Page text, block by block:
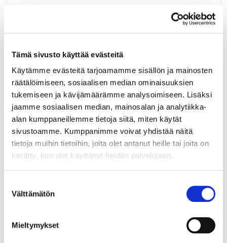
Tämä sivusto käyttää evästeitä
Käytämme evästeitä tarjoamamme sisällön ja mainosten
räätälöimiseen, sosiaalisen median ominaisuuksien
tukemiseen ja kävijämäärämme analysoimiseen. Lisäksi
jaamme sosiaalisen median, mainosalan ja analytiikka-
alan kumppaneillemme tietoja siitä, miten käytät
sivustoamme. Kumppanimme voivat yhdistää näitä
tietoja muihin tietoihin, joita olet antanut heille tai joita on
kerätty, kun olet käyttänyt heidän palvelujaan.
valinta
Välttämätön
Mieltymykset
100
Yksikkö:
Minimi toimituserä: 1